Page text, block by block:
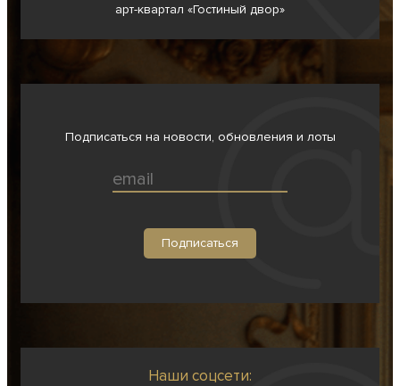
арт-квартал «Гостиный двор»
Подписаться на новости, обновления и лоты
Наши соцсети: